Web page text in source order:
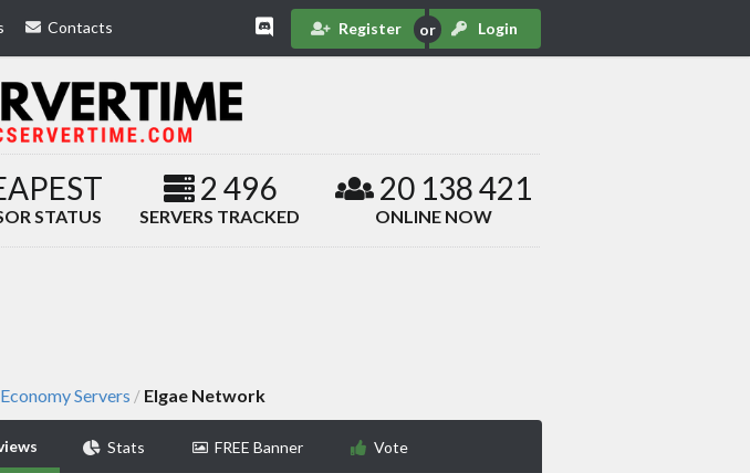
Contacts Register Login
STATUS
2 496
SERVERS TRACKED
20 138 421
ONLINE NOW
Economy Servers / Elgae Network
Stats FREE Banner Vote